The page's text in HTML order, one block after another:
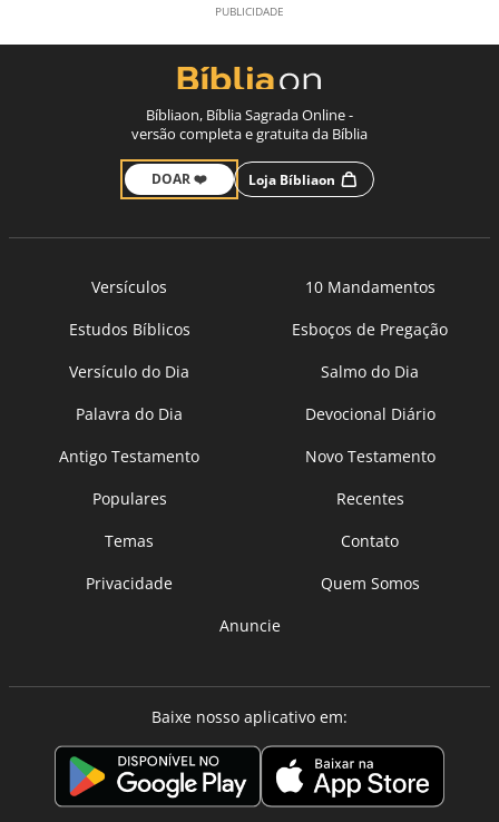
Bíbliaon, Bíblia Sagrada Online -
versão completa e gratuita da Bíblia
DOAR ❤️ Loja Bíbliaon
Versículos
10 Mandamentos
Estudos Bíblicos
Esboços de Pregação
Versículo do Dia
Salmo do Dia
Palavra do Dia
Devocional Diário
Antigo Testamento
Novo Testamento
Populares
Recentes
Temas
Contato
Privacidade
Quem Somos
Anuncie
Baixe nosso aplicativo em: